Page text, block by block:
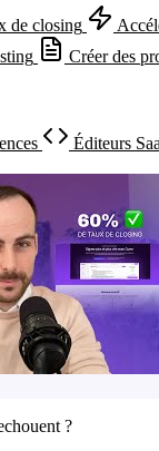
de closing
Créer des
Éditeurs
?